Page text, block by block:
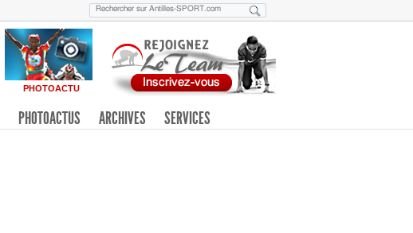
PHOTOACTU
PHOTOACTUS ARCHIVES SERVICES